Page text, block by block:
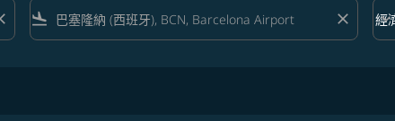
flight_land close 艙
經
keyboard_arrow_down